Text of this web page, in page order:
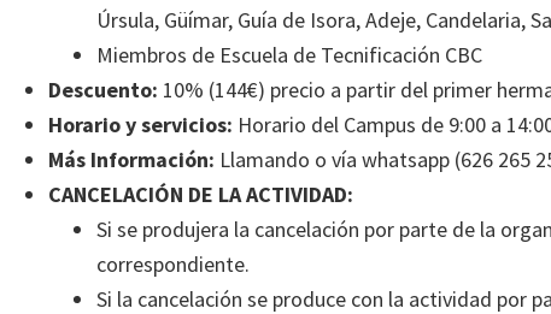
Úrsula, Güímar, Guía de Isora, Adeje, Candelaria,
Miembros de Escuela de Tecnificación CBC
Descuento: 10% (144€) precio a partir del primer
Horario y servicios: Horario del Campus de 9:00 a
Más Información: Llamando o vía whatsapp (626 265
CANCELACIÓN DE LA ACTIVIDAD:
Si se produjera la cancelación por parte de la
correspondiente.
Si la cancelación se produce con la actividad por